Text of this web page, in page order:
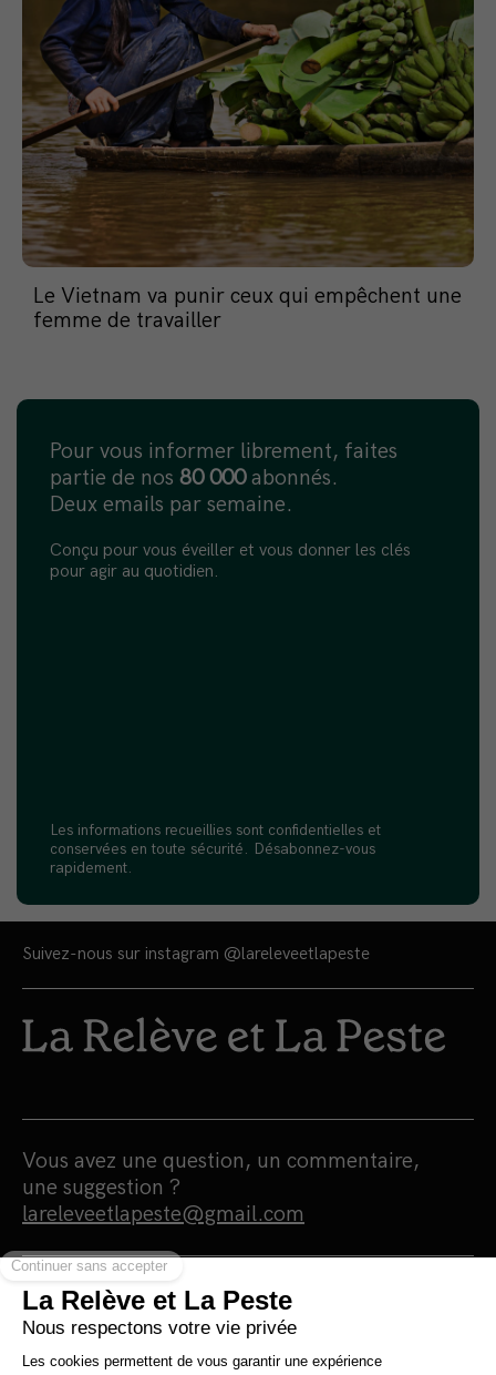
Le Vietnam va punir ceux qui empêchent une
femme de travailler
Pour vous informer librement, faites
partie de nos 80 000abonnés.
Deux emails par semaine.
Conçu pour vous éveiller et vous donner les clés
pour agir au quotidien.
Les informations recueillies sont confidentielles et
conservées en toute sécurité. Désabonnez-vous
rapidement.
Suivez-nous sur instagram @lareleveetlapeste
Vous avez une question, un commentaire,
une suggestion ?
lareleveetlapeste@gmail.com
Nous sommes une maison d'édition et un
média 100% indépendants qui
s'autofinancent en totale autonomie.